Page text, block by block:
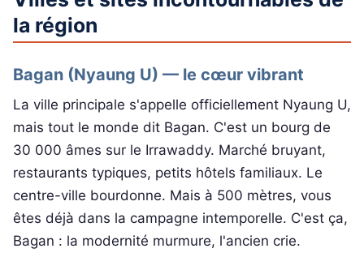
la région
Bagan (Nyaung U) — le cœur vibrant
La ville principale s'appelle officiellement Nyaung U,
mais tout le monde dit Bagan. C'est un bourg de
30 000 âmes sur le Irrawaddy. Marché bruyant,
restaurants typiques, petits hôtels familiaux. Le
centre-ville bourdonne. Mais à 500 mètres, vous
êtes déjà dans la campagne intemporelle. C'est ça,
Bagan : la modernité murmure, l'ancien crie.